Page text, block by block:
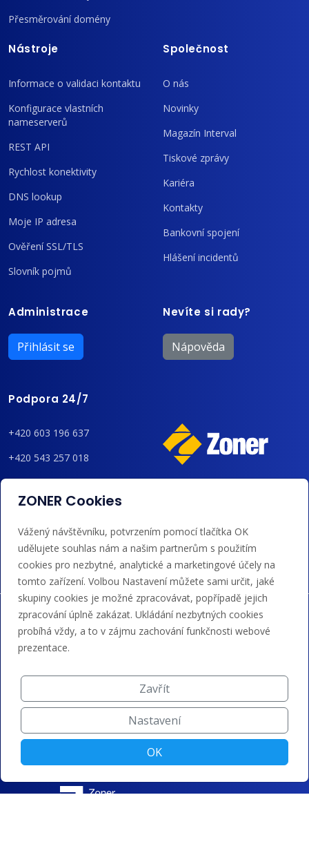
Přesměrování domény
Nástroje
Informace o validaci kontaktu
Konfigurace vlastních
nameserverů
REST API
Rychlost konektivity
DNS lookup
Moje IP adresa
Ověření SSL/TLS
Slovník pojmů
Společnost
O nás
Novinky
Magazín Interval
Tiskové zprávy
Kariéra
Kontakty
Bankovní spojení
Hlášení incidentů
Administrace
Přihlásit se
Nevíte si rady?
Nápověda
Podpora 24/7
+420 603 196 637
+420 543 257 018
admin@regzone.cz
Akceptujeme platby kartou, Google/Apple Pay,
bankovním převodem a kreditem.
ZONER Cookies
Vážený návštěvníku, potvrzením pomocí tlačítka OK
udělujete souhlas nám a našim partnerům s použitím
cookies pro nezbytné, analytické a marketingové účely na
tomto zařízení. Volbou Nastavení můžete sami určit, jaké
skupiny cookies je možné zpracovávat, popřípadě jejich
zpracování úplně zakázat. Ukládání nezbytných cookies
probíhá vždy, a to v zájmu zachování funkčnosti webové
prezentace.
Zavřít
Nastavení
OK